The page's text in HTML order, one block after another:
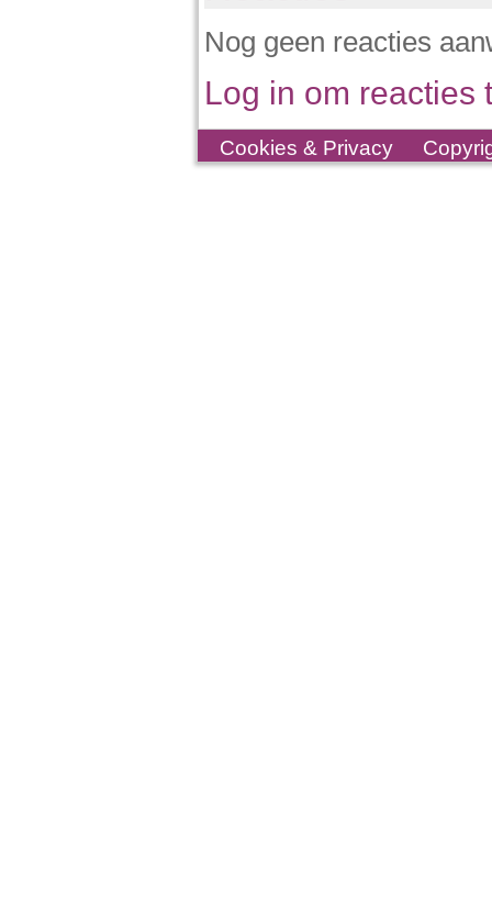
Nog geen reacties
Log in om reacties
Cookies & Privacy